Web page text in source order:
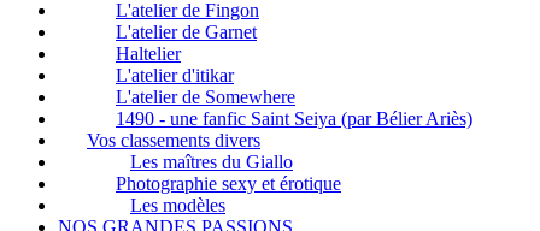
L'atelier de Fingon
L'atelier de Garnet
Haltelier
L'atelier d'itikar
L'atelier de Somewhere
1490 - une fanfic Saint Seiya (par Bélier Ariès)
Vos classements divers
Les maîtres du Giallo
Photographie sexy et érotique
Les modèles
NOS GRANDES PASSIONS